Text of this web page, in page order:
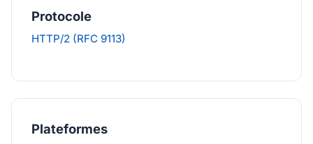
Protocole
HTTP/2 (RFC 9113)
Plateformes